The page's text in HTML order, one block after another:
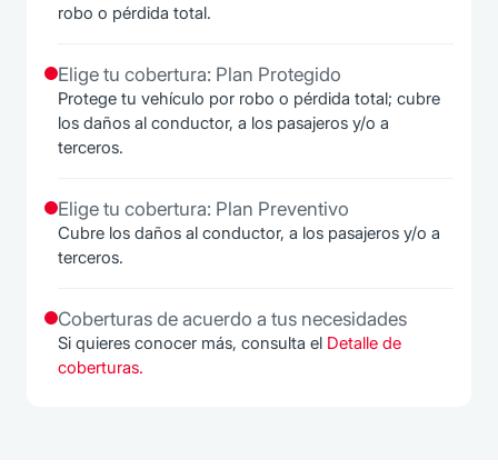
robo o pérdida total.
Elige tu cobertura: Plan Protegido
Protege tu vehículo por robo o pérdida total; cubre
los daños al conductor, a los pasajeros y/o a
terceros.
Elige tu cobertura: Plan Preventivo
Cubre los daños al conductor, a los pasajeros y/o a
terceros.
Coberturas de acuerdo a tus necesidades
Si quieres conocer más, consulta el Detalle de
coberturas.